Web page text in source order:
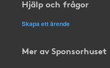
Hjälp och frågor
Skapa ett ärende
Mer av Sponsorhuset